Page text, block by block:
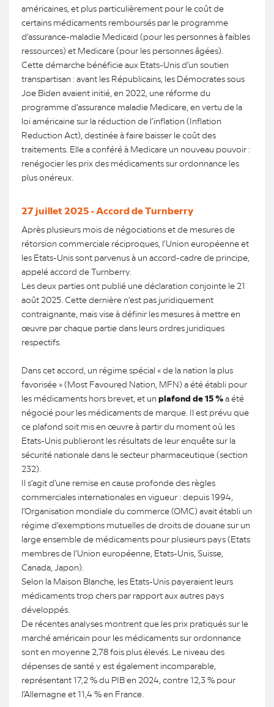
américaines, et plus particulièrement pour le coût de
certains médicaments remboursés par le programme
d’assurance-maladie Medicaid (pour les personnes à faibles
ressources) et Medicare (pour les personnes âgées).
Cette démarche bénéficie aux Etats-Unis d’un soutien
transpartisan : avant les Républicains, les Démocrates sous
Joe Biden avaient initié, en 2022, une réforme du
programme d’assurance maladie Medicare, en vertu de la
loi américaine sur la réduction de l’inflation (Inflation
Reduction Act), destinée à faire baisser le coût des
traitements. Elle a conféré à Medicare un nouveau pouvoir :
renégocier les prix des médicaments sur ordonnance les
plus onéreux.
27 juillet 2025 - Accord de Turnberry
Après plusieurs mois de négociations et de mesures de
rétorsion commerciale réciproques, l’Union européenne et
les Etats-Unis sont parvenus à un accord-cadre de principe,
appelé accord de Turnberry.
Les deux parties ont publié une déclaration conjointe le 21
août 2025. Cette dernière n’est pas juridiquement
contraignante, mais vise à définir les mesures à mettre en
œuvre par chaque partie dans leurs ordres juridiques
respectifs.
Dans cet accord, un régime spécial « de la nation la plus
favorisée » (Most Favoured Nation, MFN) a été établi pour
les médicaments hors brevet, et un plafond de 15 %a été
négocié pour les médicaments de marque. Il est prévu que
ce plafond soit mis en œuvre à partir du moment où les
Etats-Unis publieront les résultats de leur enquête sur la
sécurité nationale dans le secteur pharmaceutique (section
232).
Il s’agit d’une remise en cause profonde des règles
commerciales internationales en vigueur : depuis 1994,
l’Organisation mondiale du commerce (OMC) avait établi un
régime d’exemptions mutuelles de droits de douane sur un
large ensemble de médicaments pour plusieurs pays (Etats
membres de l’Union européenne, Etats-Unis, Suisse,
Canada, Japon).
Selon la Maison Blanche, les Etats-Unis payeraient leurs
médicaments trop chers par rapport aux autres pays
développés.
De récentes analyses montrent que les prix pratiqués sur le
marché américain pour les médicaments sur ordonnance
sont en moyenne 2,78 fois plus élevés. Le niveau des
dépenses de santé y est également incomparable,
représentant 17,2 % du PIB en 2024, contre 12,3 % pour
l’Allemagne et 11,4 % en France.